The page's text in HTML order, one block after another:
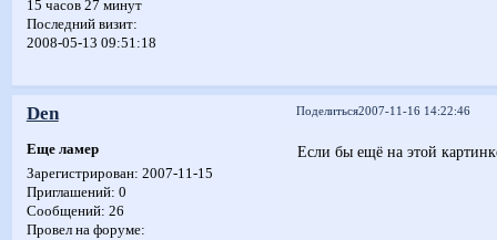
15 часов 27 минут
Последний визит:
2008-05-13 09:51:18
Поделиться2007-11-16 14:22:46
Den
Еще ламер
Зарегистрирован: 2007-11-15
Приглашений: 0
Сообщений: 26
Провел на форуме:
Если бы ещё на этой